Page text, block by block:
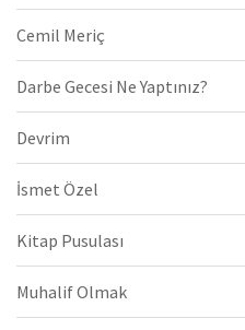
Cemil Meriç
Darbe Gecesi Ne Yaptınız?
Devrim
İsmet Özel
Kitap Pusulası
Muhalif Olmak